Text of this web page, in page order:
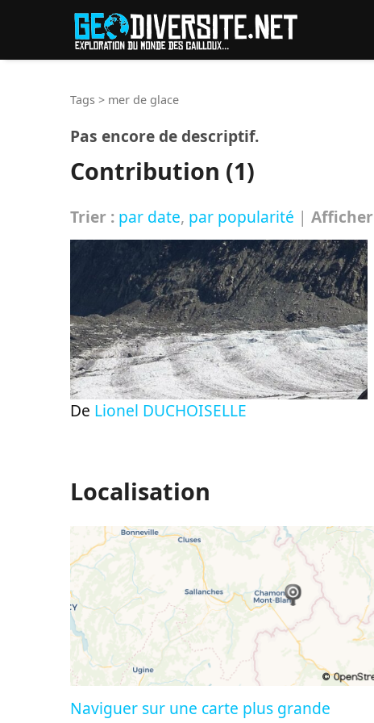
Tags > mer de glace
Pas encore de descriptif.
Contribution (1)
Trier : par date, par popularité | Afficher
De Lionel DUCHOISELLE
Localisation
Naviguer sur une carte plus grande